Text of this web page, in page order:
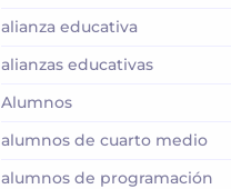
alianza educativa
alianzas educativas
Alumnos
alumnos de cuarto medio
alumnos de programación